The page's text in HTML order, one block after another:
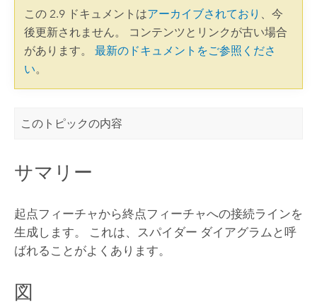
この 2.9 ドキュメントはアーカイブされており 、今
後更新されません。 コンテンツとリンクが古い場合
があります。 最新のドキュメントをご参照くださ
い。
このトピックの内容
サマリー
起点フィーチャから終点フィーチャへの接続ラインを
生成します。 これは、スパイダー ダイアグラムと呼
ばれることがよくあります。
図